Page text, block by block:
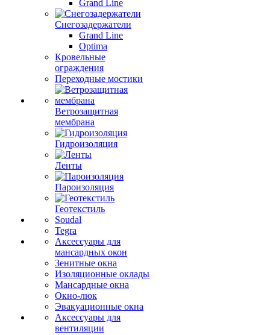
Grand Line
Снегозадержатели
Grand Line
Optima
Кровельные
ограждения
Переходные мостики
Ветрозащитная
мембрана
Гидроизоляция
Ленты
Пароизоляция
Геотекстиль
Soudal
Tegra
Аксессуары для
мансардных окон
Зенитные окна
Изоляционные оклады
Мансардные окна
Окно-люк
Эвакуационные окна
Аксессуары для
вентиляции